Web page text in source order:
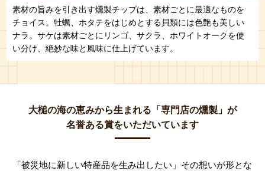
素材の旨みを引き出す燻製チップは、素材ごとに最適なものを
チョイス。牡蠣、ホタテをはじめとする貝類には色艶も美しい
ナラ。サケは素材ごとにリンゴ、サクラ、ホワイトオークを使
い分け、絶妙な味と風味に仕上げています。
大槌の海の恵みから生まれる「専門店の燻製」が
名誉ある賞をいただいています
「被災地に新しい特産品を生み出したい」その想いが形とな